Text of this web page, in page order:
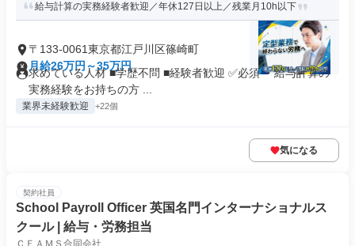
給与計算の実務経験者歓迎／年休127日以上／残業月10h以下
〒133-0061東京都江戸川区篠崎町
月給26万円～35万円
求めている人材 ■学歴不問 ■経験者歓迎 ✅必須 ・給与計算の
実務経験をお持ちの方 ...
業界未経験歓迎 +22個
気になる
契約社員
School Payroll Officer 英国名門インターナショナルス
クール | 給与・労務担当
ＣＥＡＭＳ合同会社